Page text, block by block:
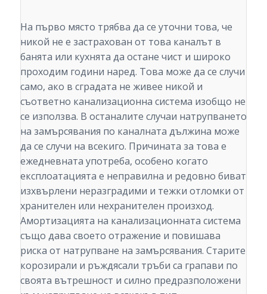
На първо място трябва да се уточни това, че
никой не е застрахован от това каналът в
банята или кухнята да остане чист и широко
проходим години наред. Това може да се случи
само, ако в сградата не живее никой и
съответно канализационна система изобщо не
се използва. В останалите случаи натрупването
на замърсявания по каналната дължина може
да се случи на всекиго. Причината за това е
ежедневната употреба, особено когато
експлоатацията е неправилна и редовно биват
изхвърлени неразградими и тежки отломки от
хранителен или нехранителен произход.
Амортизацията на канализационната система
също дава своето отражение и повишава
риска от натрупване на замърсявания. Старите
корозирали и ръждясали тръби са грапави по
своята вътрешност и силно предразположени